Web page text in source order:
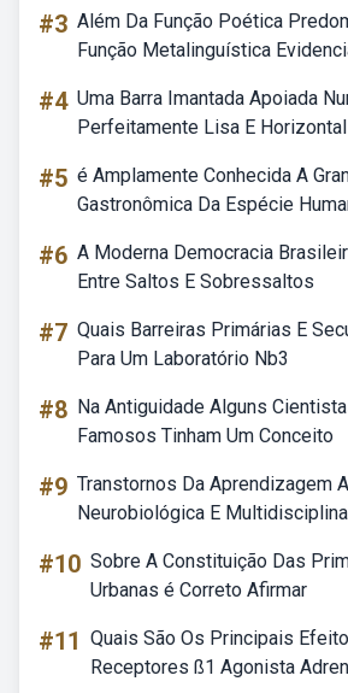
#3 Além Da Função Poética
Função Metalinguística
#4 Uma Barra Imantada Apoiada
Perfeitamente Lisa E Horizontal
#5 é Amplamente Conhecida A
Gastronômica Da Espécie
#6 A Moderna Democracia
Entre Saltos E Sobressaltos
#7 Quais Barreiras Primárias E
Para Um Laboratório Nb3
#8 Na Antiguidade Alguns
Famosos Tinham Um Conceito
#9 Transtornos Da Aprendizagem
Neurobiológica E
#10 Sobre A Constituição Das
Urbanas é Correto Afirmar
#11 Quais São Os Principais
Receptores ß1 Agonista